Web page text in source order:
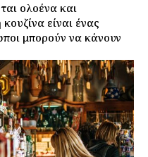
ολοένα και
είναι ένας
μπορούν να κάνουν